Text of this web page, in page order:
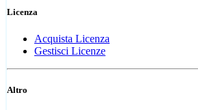
Licenza
Acquista Licenza
Gestisci Licenze
Altro